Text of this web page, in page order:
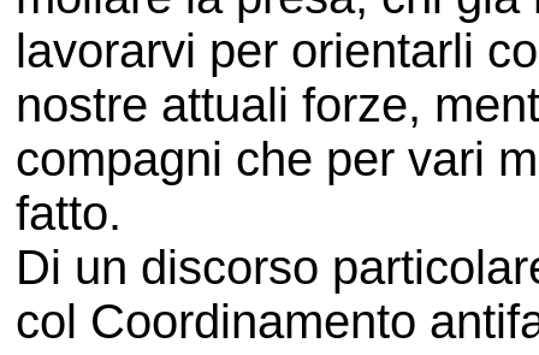
lavorarvi per orientarli
nostre attuali forze,
compagni che per vari
fatto.
Di un discorso
col Coordinamento